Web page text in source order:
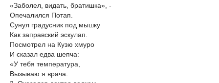
«Заболел, видать, братишка», -
Опечалился Потап.
Сунул градусник под мышку
Как заправский эскулап.
Посмотрел на Кузю хмуро
И сказал едва шепча:
«У тебя температура,
Вызываю я врача.